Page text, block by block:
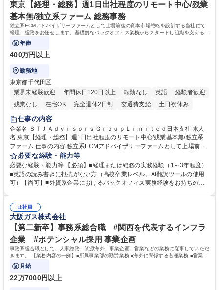
指す
専修学校 高校 語学力： 資格：
東京【経理・総務】週1日出社程度のリモート中心/残業
基本無/独立系ファーム 総務事務
独立系ECMアドバイザリーファームとして上場前後の資本市場戦略を設計する当社にて
経理・総務をお任せします。基礎的なバックオフィス業務からスタートし組織を支える専
任担当として広く活躍できる環境です。
年俸
400万円以上
勤務地
東京都千代田区
業界未経験歓迎
年間休日120日以上 転勤なし 英語
経験者歓迎
残業なし
在宅OK 完全週休2日制 交通費支給 土日祝休み
仕事の内容
企業名 ＳＴＪＡｄｖｉｓｏｒｓＧｒｏｕｐＬｉｍｉｔｅｄ日本支社 求人
名 東京【経理・総務】週1日出社程度のリモート中心/残業基本無/独立系
ファーム 仕事の内容 独立系ECMアドバイザリーファームとして上場前後
の資本市場戦略を設計する当社にて経理・総務をお任せします。基礎的な
バックオフィス業務からスタートし組織を支える専任担当として広く活躍
できる環境です。 ■日常経理、月次および年次決算サポート業務 ■本国
（グローバル）との英文メール対応（AI翻訳ツール等を使用しての対応で
業務をお任せします。残業も基本的には発生せず、ご自身のペースで業務
を進めやすく定着率の高い環境です。 募集職種 東京【経理・総務】週1日
出社程度のリモート中心/残業基本無/独立系ファーム
必要な経験・能力等
必要な経験・能力等 【必須】■経理または総務の実務経験（1～3年程度）
■英語の読み書きに抵抗がない方（高校卒業レベル。AI翻訳ツールの使用
可）【尚可】■外資系企業におけるバックオフィス実務経験をお持ちの方
【働き方について】現在は週4日程度の在宅勤務を実施しており、ワーク
ライフバランスを重視する方に最適な環境です（フルリモートも面接で相
談可）。【求める人物像】幅広いバックオフィス業務に柔軟に対応でき、
社内外と円滑にコミュニケーションを取りながら業務を推進できる方 学
歴・資格 学歴：大学院 大学 高専 短大 専修学校 高校 語学力： 資格：
正社員
大阪ガス株式会社
【第二新卒】事務系総合職 #関西を代表するインフラ
企業 #ポテンシャル採用 事業企画
事務系総合職として、人事総務、資源海外、事業企画、営業などの業務に従事していただ
きます。 【業務内容の一例】■所属事業部の勤労業務 ■海外に関係する各種業務 ■営業部
門の企画スタッフ、ルート営業
月給
22万7000円以上